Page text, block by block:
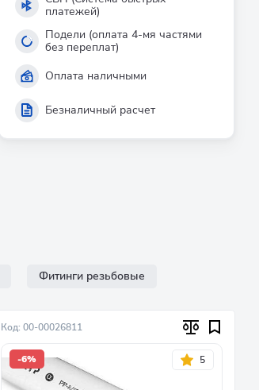
платежей)
Подели (оплата 4-мя частями
без переплат)
Оплата наличными
Безналичный расчет
Фитинги резьбовые
Код: 00-00026811
-6% 5